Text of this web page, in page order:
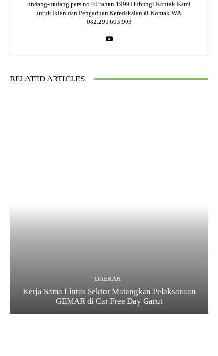
undang-undang pers no 40 tahun 1999.Hubungi Kontak Kami
untuk Iklan dan Pengaduan Keredaksian di Kontak WA:
082.295.693.903
RELATED ARTICLES
DAERAH
Kerja Sama Lintas Sektor Matangkan Pelaksanaan
GEMAR di Car Free Day Garut